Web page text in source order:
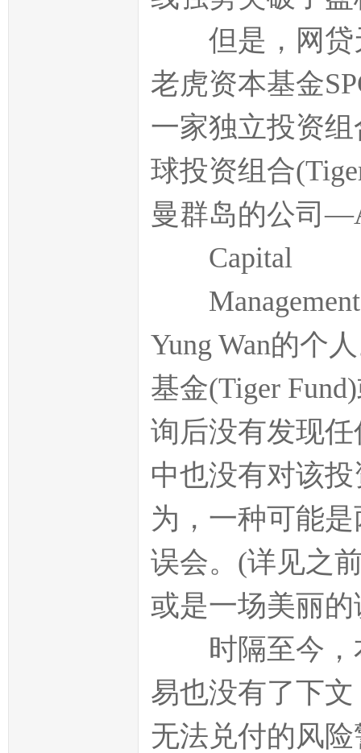
但是，网贷
老虎资本基金
一家独立投资
球投资组合
曼群岛的公司
Capital
Management
Yung Wan的个
基金(Tiger
询后没有发现
中也没有对该
为，一种可能
误会。(详见之
或是一场美丽
时隔至今，本
易也没有了下
无法兑付的风